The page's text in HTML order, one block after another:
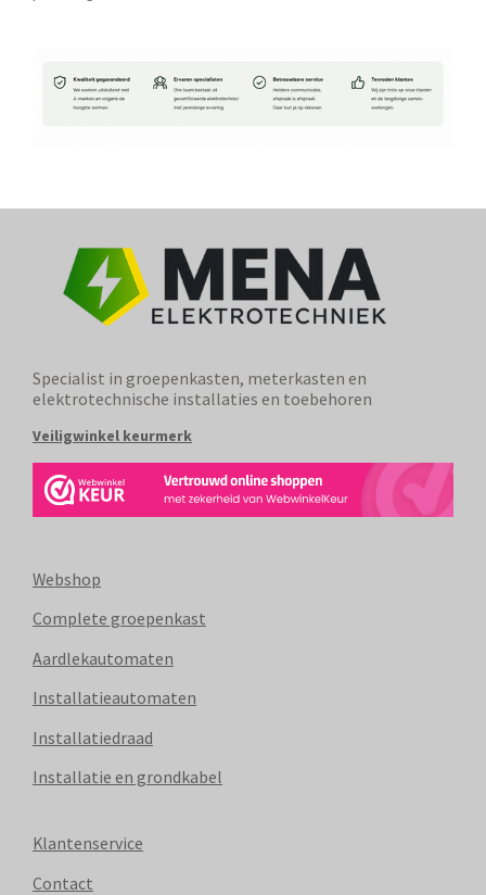
Specialist in groepenkasten, meterkasten en
elektrotechnische installaties en toebehoren
Veiligwinkel keurmerk
Webshop
Complete groepenkast
Aardlekautomaten
Installatieautomaten
Installatiedraad
Installatie en grondkabel
Klantenservice
Contact